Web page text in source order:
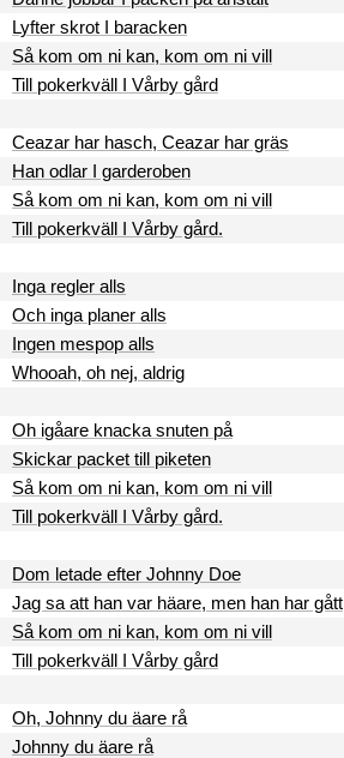
Lyfter skrot I baracken
Så kom om ni kan, kom om ni vill
Till pokerkväll I Vårby gård
Ceazar har hasch, Ceazar har gräs
Han odlar I garderoben
Så kom om ni kan, kom om ni vill
Till pokerkväll I Vårby gård.
Inga regler alls
Och inga planer alls
Ingen mespop alls
Whooah, oh nej, aldrig
Oh igåare knacka snuten på
Skickar packet till piketen
Så kom om ni kan, kom om ni vill
Till pokerkväll I Vårby gård.
Dom letade efter Johnny Doe
Jag sa att han var häare, men han har gått
Så kom om ni kan, kom om ni vill
Till pokerkväll I Vårby gård
Oh, Johnny du äare rå
Johnny du äare rå